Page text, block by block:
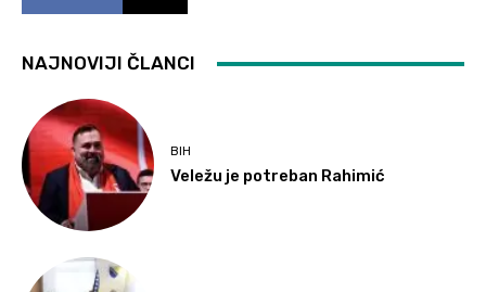
NAJNOVIJI ČLANCI
BIH
Veležu je potreban Rahimić